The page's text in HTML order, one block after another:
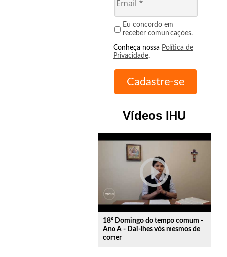
Eu concordo em
receber comunicações.
Conheça nossa Política de
Privacidade.
Vídeos IHU
play_circle_outline
18º Domingo do tempo comum -
Ano A - Dai-lhes vós mesmos de
comer